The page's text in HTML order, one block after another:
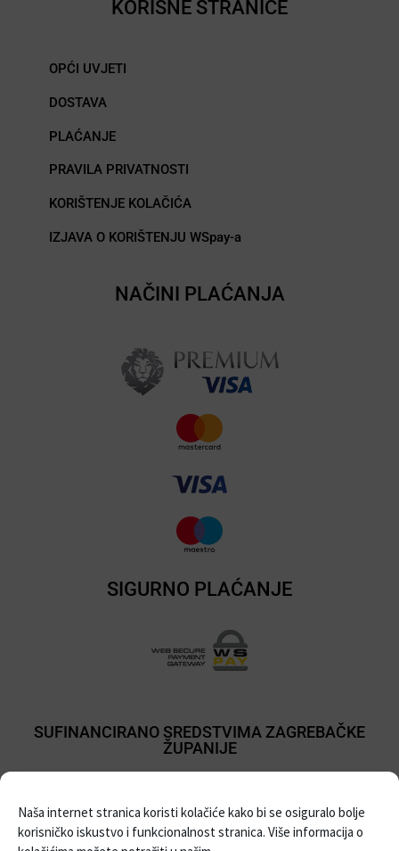
Naša internet stranica koristi kolačiće kako bi se osiguralo bolje
korisničko iskustvo i funkcionalnost stranica. Više informacija o
KORISNE STRANICE
OPĆI UVJETI
DOSTAVA
PLAĆANJE
PRAVILA PRIVATNOSTI
KORIŠTENJE KOLAČIĆA
IZJAVA O KORIŠTENJU WSpay-a
NAČINI PLAĆANJA
SIGURNO PLAĆANJE
SUFINANCIRANO SREDSTVIMA ZAGREBAČKE
ŽUPANIJE